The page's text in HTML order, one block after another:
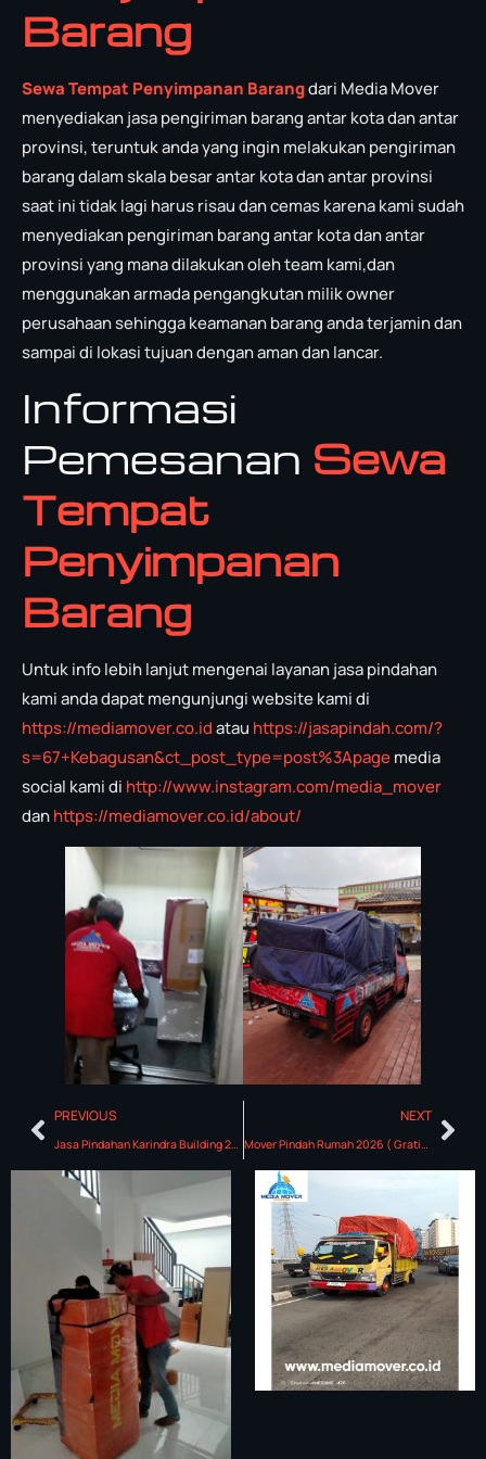
Barang
Sewa Tempat Penyimpanan Barangdari Media Mover
menyediakan jasa pengiriman barang antar kota dan antar
provinsi, teruntuk anda yang ingin melakukan pengiriman
barang dalam skala besar antar kota dan antar provinsi
saat ini tidak lagi harus risau dan cemas karena kami sudah
menyediakan pengiriman barang antar kota dan antar
provinsi yang mana dilakukan oleh team kami,dan
menggunakan armada pengangkutan milik owner
perusahaan sehingga keamanan barang anda terjamin dan
sampai di lokasi tujuan dengan aman dan lancar.
Informasi
Pemesanan Sewa
Tempat
Penyimpanan
Barang
Untuk info lebih lanjut mengenai layanan jasa pindahan
kami anda dapat mengunjungi website kami di
https://mediamover.co.idatau https://jasapindah.com/?
s=67+Kebagusan&ct_post_type=post%3Apagemedia
social kami di http://www.instagram.com/media_mover
danhttps://mediamover.co.id/about/
PREVIOUS NEXT